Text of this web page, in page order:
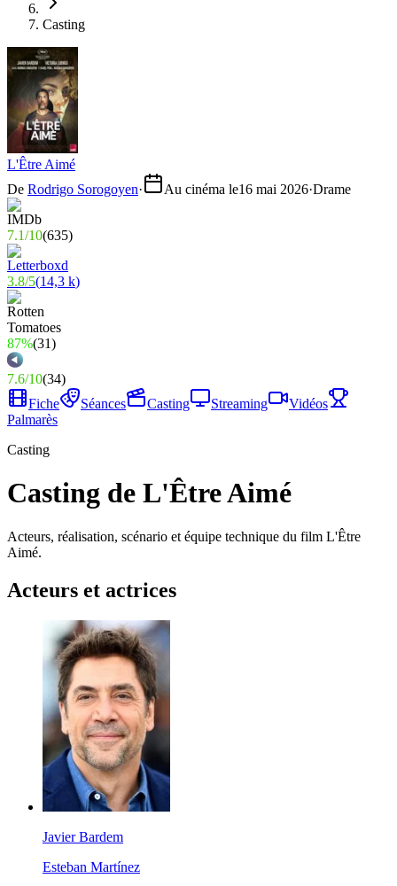
Casting
L'Être Aimé
De Rodrigo Sorogoyen· Au cinéma le16 mai 2026·Drame
7.1/10(635)
3.8/5(14,3 k)
87%(31)
7.6/10(34)
Fiche
Séances Casting Streaming
Vidéos
Palmarès
Casting
Casting de L'Être Aimé
Acteurs, réalisation, scénario et équipe technique du film L'Être
Aimé.
Acteurs et actrices
Javier Bardem
Esteban Martínez